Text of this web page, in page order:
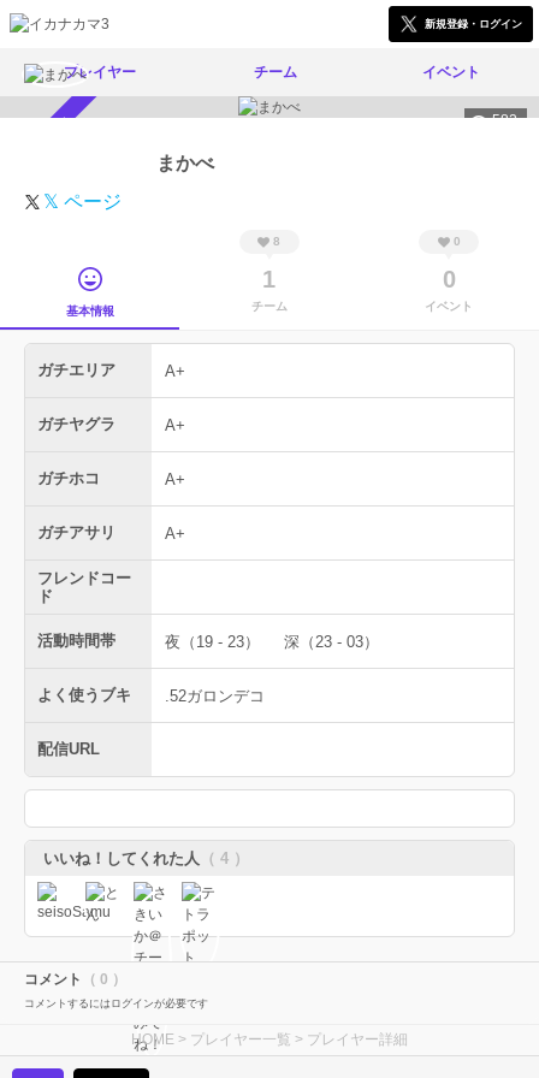
新規登録・ログイン
プレイヤー チーム イベント
582
まかべ
𝕏 ページ
基本情報
8
1
チーム
0
0
イベント
ガチエリア A+
ガチヤグラ A+
ガチホコ A+
ガチアサリ A+
フレンドコー
ド
活動時間帯 夜（19 - 23） 深（23 - 03）
よく使うブキ .52ガロンデコ
配信URL
いいね！してくれた人 （ 4 ）
コメント （ 0 ）
コメントするにはログインが必要です
HOME > プレイヤー一覧 > プレイヤー詳細